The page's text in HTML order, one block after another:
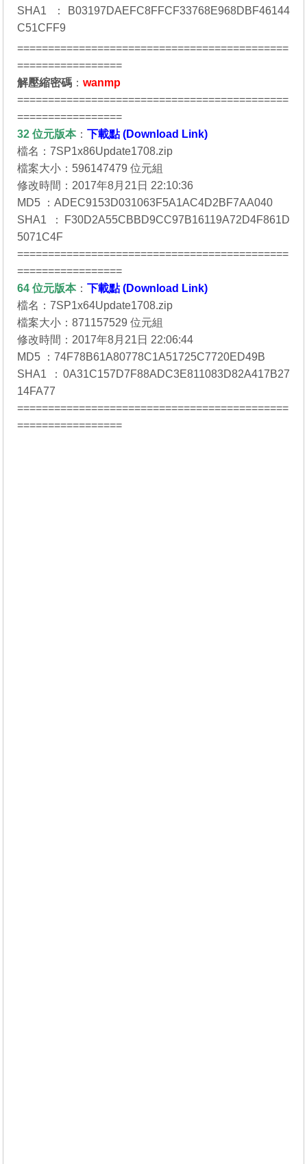
SHA1 ：B03197DAEFC8FFCF33768E968DBF46144
C51CFF9
============================================
=================
解壓縮密碼 ：wanmp
============================================
=================
32 位元版本：下載點 (Download Link)
檔名：7SP1x86Update1708.zip
檔案大小：596147479 位元組
修改時間：2017年8月21日 22:10:36
MD5 ：ADEC9153D031063F5A1AC4D2BF7AA040
SHA1 ：F30D2A55CBBD9CC97B16119A72D4F861D
5071C4F
============================================
=================
64 位元版本：下載點 (Download Link)
檔名：7SP1x64Update1708.zip
檔案大小：871157529 位元組
修改時間：2017年8月21日 22:06:44
MD5 ：74F78B61A80778C1A51725C7720ED49B
SHA1 ：0A31C157D7F88ADC3E811083D82A417B27
14FA77
============================================
=================